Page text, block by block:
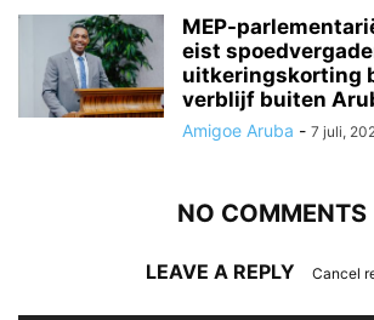
MEP-
eist
uitkeringskorting
verblijf buiten
Amigoe Aruba - 7 juli,
NO COMMENTS
LEAVE A REPLY Cancel